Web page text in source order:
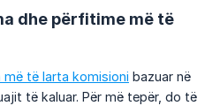
dhe përfitime më të
më të larta komisioni bazuar në
të kaluar. Për më tepër, do të